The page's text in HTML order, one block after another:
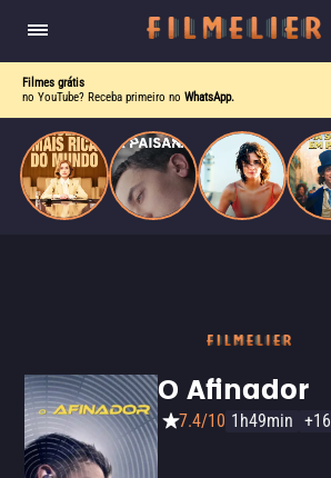
Filmes grátis
no YouTube? Receba primeiro no WhatsApp.
O Afinador
7.4/10 1h49min +16
do
Mundo